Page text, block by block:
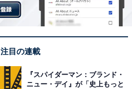
注目の連載
『スパイダーマン：ブランド・
ニュー・デイ』が「史上もっと